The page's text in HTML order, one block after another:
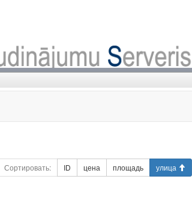
Сортировать: ID цена площадь улица